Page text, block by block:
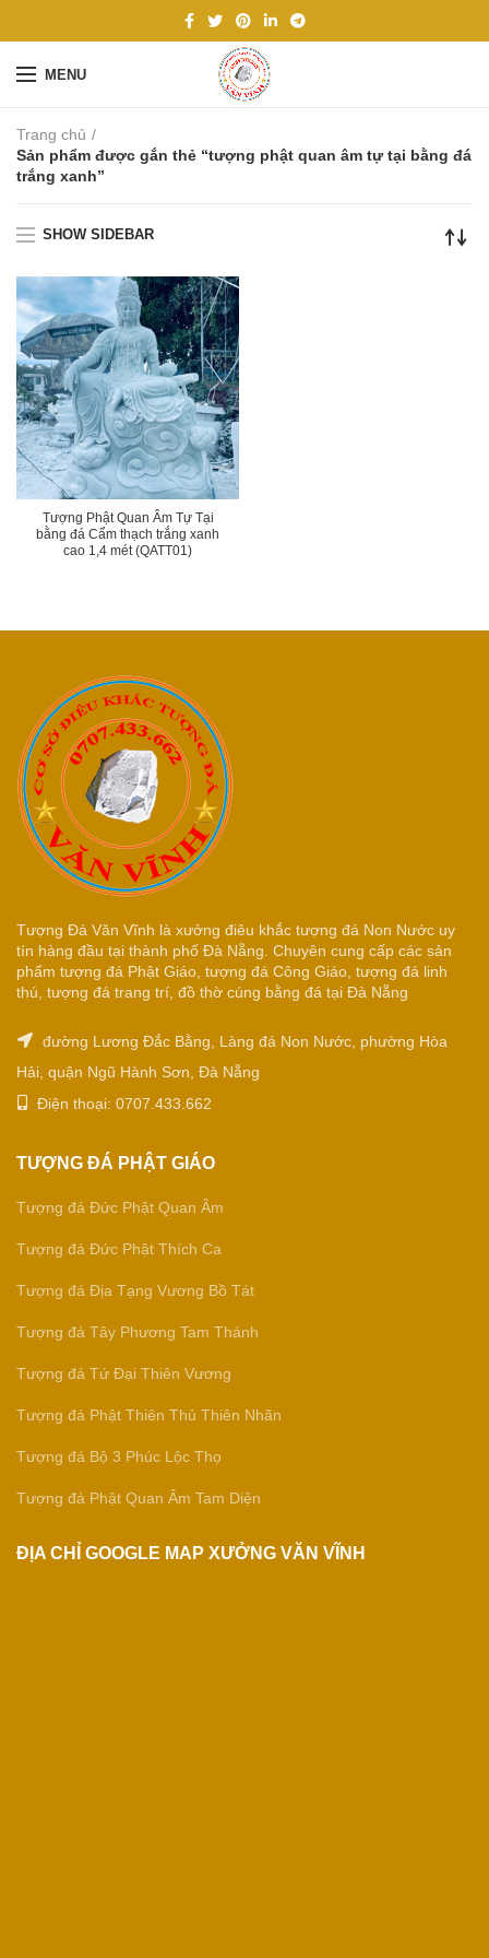
MENU
Trang chủ
Sản phẩm được gắn thẻ “tượng phật quan âm tự tại bằng đá
trắng xanh”
SHOW SIDEBAR
Tượng Phật Quan Âm Tự Tại
bằng đá Cẩm thạch trắng xanh
cao 1,4 mét (QATT01)
Tượng Đá Văn Vĩnh là xưởng điêu khắc tượng đá Non Nước uy
tín hàng đầu tại thành phố Đà Nẵng. Chuyên cung cấp các sản
phẩm tượng đá Phật Giáo, tượng đá Công Giáo, tượng đá linh
thú, tượng đá trang trí, đồ thờ cúng bằng đá tại Đà Nẵng
đường Lương Đắc Bằng, Làng đá Non Nước, phường Hòa
Hải, quận Ngũ Hành Sơn, Đà Nẵng
Điện thoại: 0707.433.662
TƯỢNG ĐÁ PHẬT GIÁO
Tượng đá Đức Phật Quan Âm
Tượng đá Đức Phật Thích Ca
Tượng đá Địa Tạng Vương Bồ Tát
Tượng đá Tây Phương Tam Thánh
Tượng đá Tứ Đại Thiên Vương
Tượng đá Phật Thiên Thủ Thiên Nhãn
Tượng đá Bộ 3 Phúc Lộc Thọ
Tượng đá Phật Quan Âm Tam Diện
ĐỊA CHỈ GOOGLE MAP XƯỞNG VĂN VĨNH